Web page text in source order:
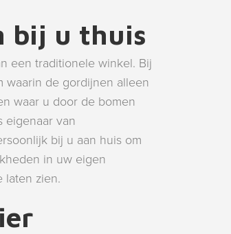
bij u thuis
een traditionele winkel. Bij
waarin de gordijnen alleen
waar u door de bomen
eigenaar van
bij u aan huis om
in uw eigen
laten zien.